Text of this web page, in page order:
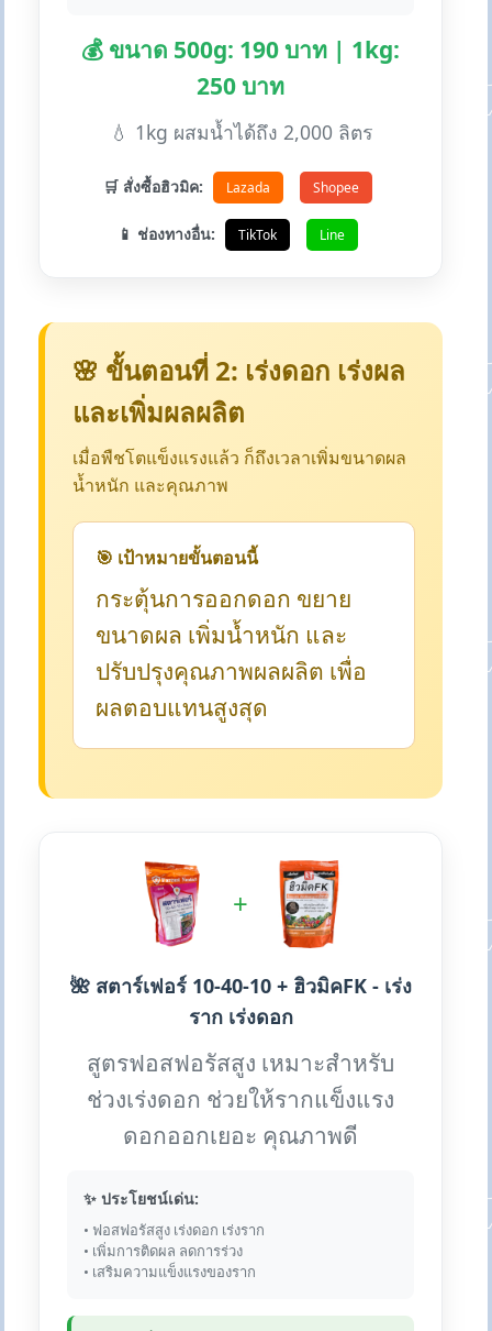
💰 ขนาด 500g: 190 บาท | 1kg:
250 บาท
💧 1kg ผสมน้ำได้ถึง 2,000 ลิตร
🛒 สั่งซื้อฮิวมิค: Lazada Shopee
📱 ช่องทางอื่น: TikTok Line
🌸 ขั้นตอนที่ 2: เร่งดอก เร่งผล
และเพิ่มผลผลิต
เมื่อพืชโตแข็งแรงแล้ว ก็ถึงเวลาเพิ่มขนาดผล
น้ำหนัก และคุณภาพ
🎯 เป้าหมายขั้นตอนนี้
กระตุ้นการออกดอก ขยาย
ขนาดผล เพิ่มน้ำหนัก และ
ปรับปรุงคุณภาพผลผลิต เพื่อ
ผลตอบแทนสูงสุด
+
🌺 สตาร์เฟอร์ 10-40-10 + ฮิวมิคFK - เร่ง
ราก เร่งดอก
สูตรฟอสฟอรัสสูง เหมาะสำหรับ
ช่วงเร่งดอก ช่วยให้รากแข็งแรง
ดอกออกเยอะ คุณภาพดี
✨ ประโยชน์เด่น:
• ฟอสฟอรัสสูง เร่งดอก เร่งราก
• เพิ่มการติดผล ลดการร่วง
• เสริมความแข็งแรงของราก